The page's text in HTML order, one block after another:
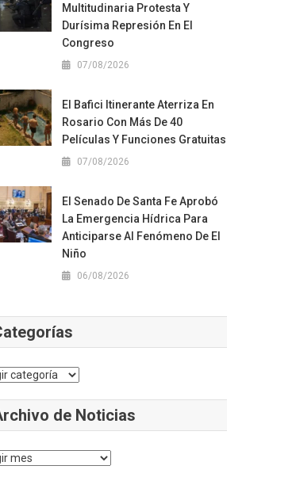
Multitudinaria Protesta Y
Durísima Represión En El
Congreso
07/08/2026
El Bafici Itinerante Aterriza En
Rosario Con Más De 40
Películas Y Funciones Gratuitas
07/08/2026
El Senado De Santa Fe Aprobó
La Emergencia Hídrica Para
Anticiparse Al Fenómeno De El
Niño
06/08/2026
de Noticias